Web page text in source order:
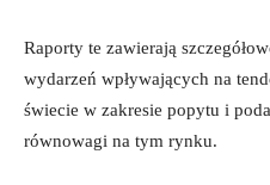
Raporty te zawierają
wydarzeń wpływających na
świecie w zakresie popytu i
równowagi na tym rynku.